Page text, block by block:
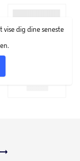
vise dig dine seneste